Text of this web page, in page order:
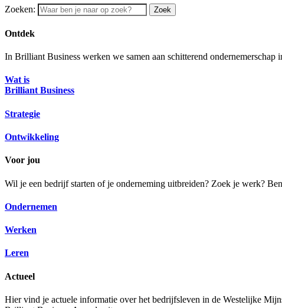
Zoeken: Zoek
Ontdek
In Brilliant Business werken we samen aan schitterend
Wat is
Brilliant Business
Strategie
Ontwikkeling
Voor jou
Wil je een bedrijf starten of je onderneming uitbreiden? Zoek je werk?
Ondernemen
Werken
Leren
Actueel
Hier vind je actuele informatie over het bedrijfsleven in de Westelijke